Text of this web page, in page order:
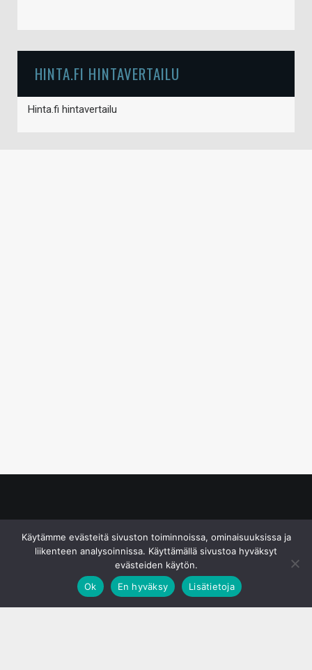
HINTA.FI HINTAVERTAILU
Hinta.fi hintavertailu
Käytämme evästeitä sivuston toiminnoissa, ominaisuuksissa ja
liikenteen analysoinnissa. Käyttämällä sivustoa hyväksyt
evästeiden käytön.
Ok
En hyväksy Lisätietoja